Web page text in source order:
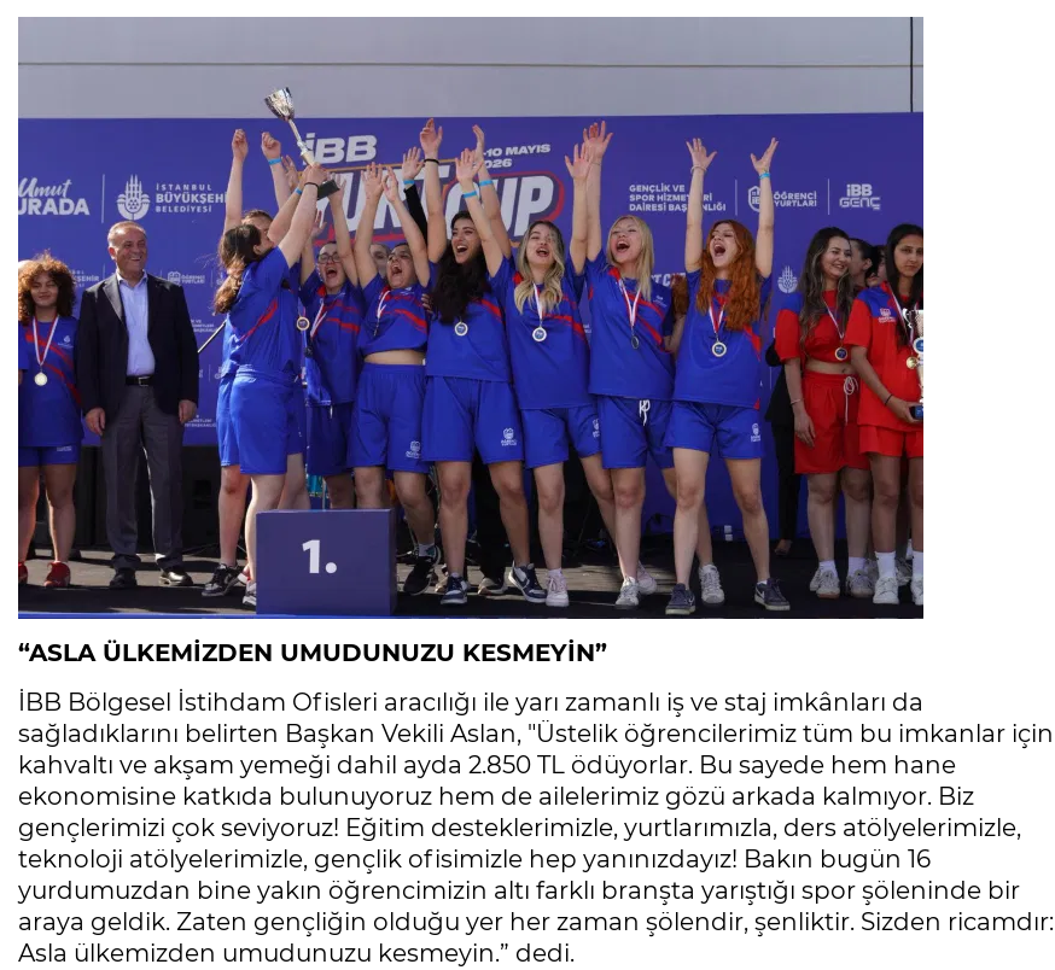
“ASLA ÜLKEMİZDEN UMUDUNUZU KESMEYİN”
İBB Bölgesel İstihdam Ofisleri aracılığı ile yarı zamanlı iş ve staj imkânları da
sağladıklarını belirten Başkan Vekili Aslan, "Üstelik öğrencilerimiz tüm bu imkanlar için
kahvaltı ve akşam yemeği dahil ayda 2.850 TL ödüyorlar. Bu sayede hem hane
ekonomisine katkıda bulunuyoruz hem de ailelerimiz gözü arkada kalmıyor. Biz
gençlerimizi çok seviyoruz! Eğitim desteklerimizle, yurtlarımızla, ders atölyelerimizle,
teknoloji atölyelerimizle, gençlik ofisimizle hep yanınızdayız! Bakın bugün 16
yurdumuzdan bine yakın öğrencimizin altı farklı branşta yarıştığı spor şöleninde bir
araya geldik. Zaten gençliğin olduğu yer her zaman şölendir, şenliktir. Sizden ricamdır:
Asla ülkemizden umudunuzu kesmeyin.” dedi.